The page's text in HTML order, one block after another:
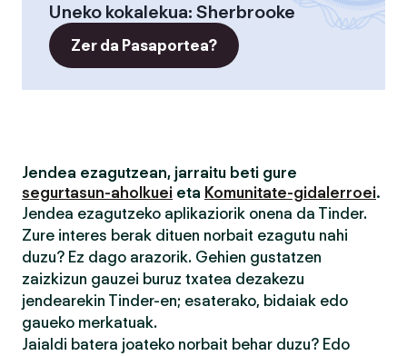
Uneko kokalekua: Sherbrooke
Zer da Pasaportea?
Jendea ezagutzean, jarraitu beti gure
segurtasun-aholkuei eta Komunitate-gidalerroei.
Jendea ezagutzeko aplikaziorik onena da Tinder.
Zure interes berak dituen norbait ezagutu nahi
duzu? Ez dago arazorik. Gehien gustatzen
zaizkizun gauzei buruz txatea dezakezu
jendearekin Tinder-en; esaterako, bidaiak edo
gaueko merkatuak.
Jaialdi batera joateko norbait behar duzu? Edo